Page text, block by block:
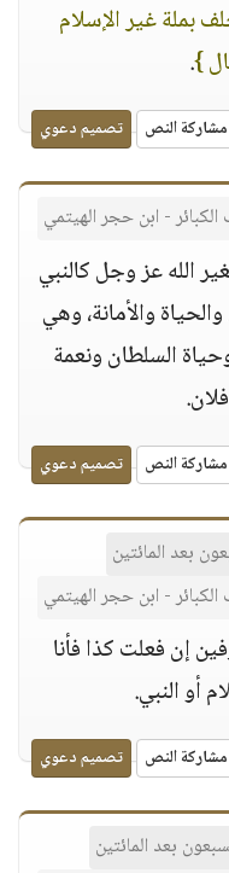
بملة غير الإسلام
}
.
مشاركة النص تصميم دعوي
الكبائر - ابن حجر الهيتمي
الله عز وجل كالنبي
والأمانة، وهي
السلطان ونعمة
مشاركة النص تصميم دعوي
بعد المائتين
الكبائر - ابن حجر الهيتمي
إن فعلت كذا فأنا
أو النبي.
مشاركة النص تصميم دعوي
بعد المائتين